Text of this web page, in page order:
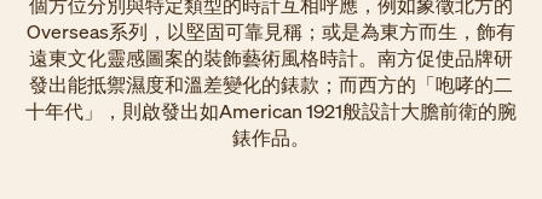
Overseas系列，以堅固可靠見稱；或是為東方而生，飾有
遠東文化靈感圖案的裝飾藝術風格時計。南方促使品牌研
發出能抵禦濕度和溫差變化的錶款；而西方的「咆哮的二
十年代」，則啟發出如American 1921般設計大膽前衛的腕
錶作品。